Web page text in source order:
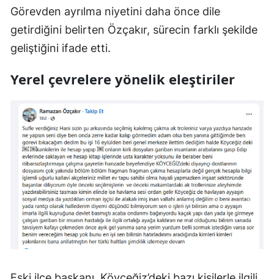
Görevden ayrılma niyetini daha önce dile
getirdiğini belirten Özçakır, sürecin farklı şekilde
geliştiğini ifade etti.
Yerel çevrelere yönelik eleştiriler